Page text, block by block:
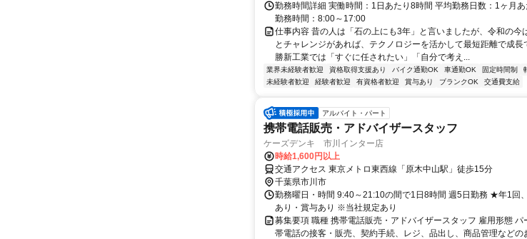
勤務時間詳細 実働時間：1日あたり8時間 平均勤務日数：1ヶ月
勤務時間：8:00～17:00
仕事内容 昔の人は「石の上にも3年」と言いましたが、令和の今
とチャレンジがあれば、テクノロジーを活かして最短距離で成長
勝新工業では「すぐに任されたい」「自分で考え...
業界未経験者歓迎 資格取得支援あり バイク通勤OK 車通勤OK 固定時間制
未経験者歓迎
経験者歓迎 有資格者歓迎 賞与あり ブランクOK 交通費支給
アルバイト・パート
携帯電話販売・アドバイザースタッフ
ケーズデンキ 市川インター店
時給1,600円以上
交通アクセス 東京メトロ東西線「原木中山駅」徒歩15分
千葉県市川市
勤務曜日・時間 9:40～21:10の間で1日8時間 週5日勤務 ★年1回
あり・賞与あり ※当社規定あり
募集要項 職種 携帯電話販売・アドバイザースタッフ 雇用形態 パ
帯電話の接客・販売、契約手続、レジ、品出し、商品管理など